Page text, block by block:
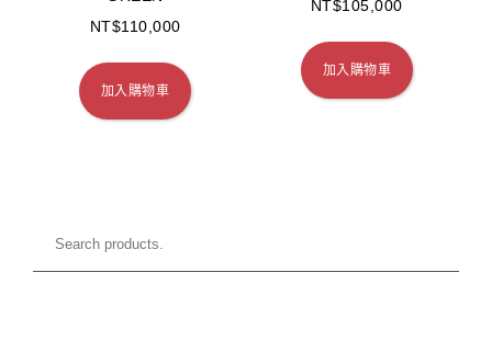
NT$110,000
加入購物車
NT$105,000
加入購物車